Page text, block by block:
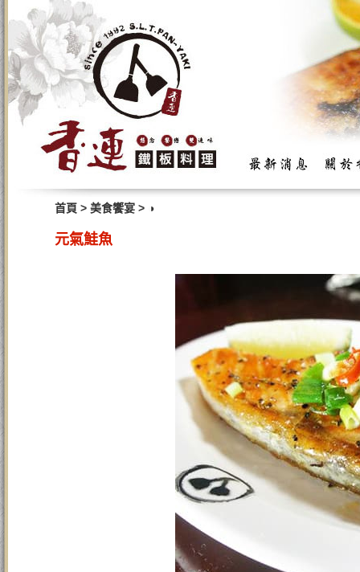
首頁 > 美食饗宴 > ◑
元氣鮭魚